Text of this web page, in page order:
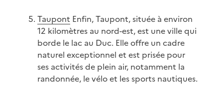
Taupont Enfin, Taupont, située à environ
12 kilomètres au nord-est, est une ville qui
borde le lac au Duc. Elle offre un cadre
naturel exceptionnel et est prisée pour
ses activités de plein air, notamment la
randonnée, le vélo et les sports nautiques.